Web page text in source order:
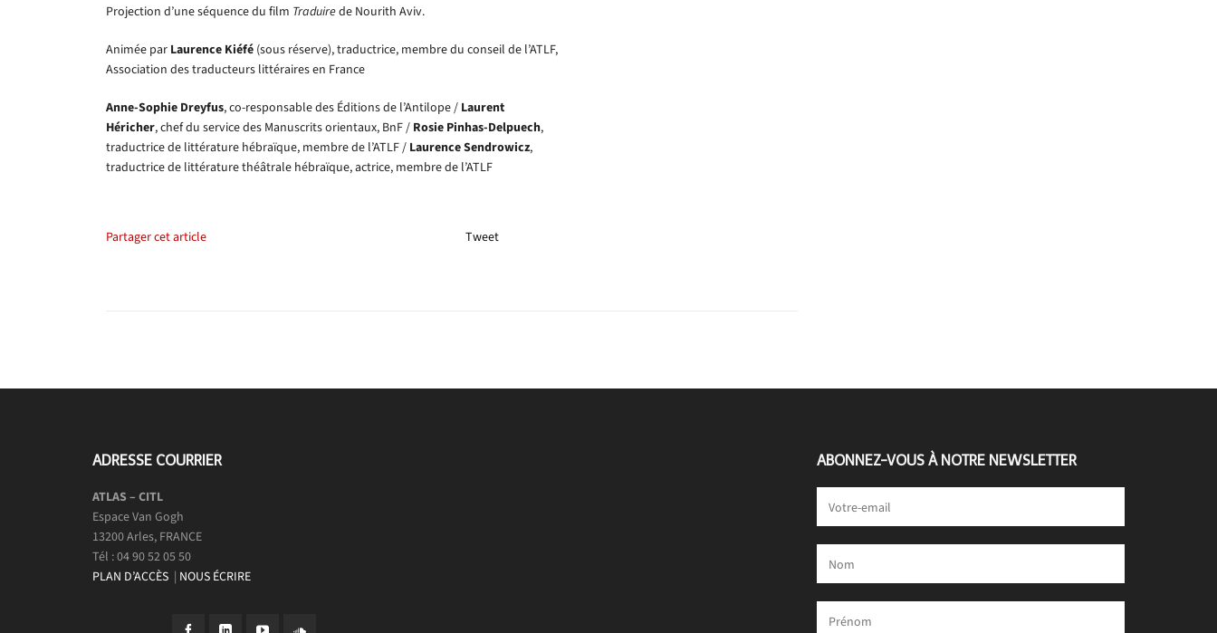
Projection d’une séquence du film Traduirede Nourith Aviv.
Animée par Laurence Kiéfé (sous réserve), traductrice, membre du conseil de l’ATLF,
Association des traducteurs littéraires en France
Anne-Sophie Dreyfus, co-responsable des Éditions de l’Antilope / Laurent
Héricher, chef du service des Manuscrits orientaux, BnF / Rosie Pinhas-Delpuech,
traductrice de littérature hébraïque, membre de l’ATLF / Laurence Sendrowicz,
traductrice de littérature théâtrale hébraïque, actrice, membre de l’ATLF
Partager cet article Tweet
ADRESSE COURRIER
ATLAS – CITL
Espace Van Gogh
13200 Arles, FRANCE
Tél : 04 90 52 05 50
PLAN D’ACCÈS | NOUS ÉCRIRE
ABONNEZ-VOUS À NOTRE NEWSLETTER